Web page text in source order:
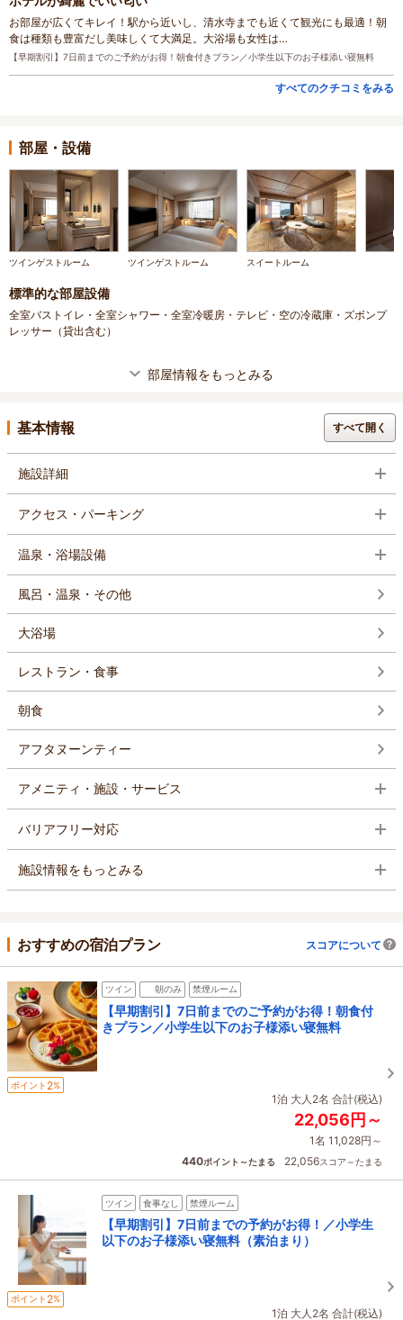
お部屋が広くてキレイ！駅から近いし、清水寺までも近くて観光にも最適！朝
食は種類も豊富だし美味しくて大満足。大浴場も女性は…
【早期割引】7日前までのご予約がお得！朝食付きプラン／小学生以下のお子様添い寝無料
すべてのクチコミをみる
部屋・設備
ツインゲストルーム ツインゲストルーム スイートルーム
標準的な部屋設備
全室バストイレ・全室シャワー・全室冷暖房・テレビ・空の冷蔵庫・ズボンプ
レッサー（貸出含む）
部屋情報をもっとみる
基本情報 すべて開く
施設詳細
アクセス・パーキング
温泉・浴場設備
風呂・温泉・その他
大浴場
レストラン・食事
朝食
アフタヌーンティー
アメニティ・施設・サービス
バリアフリー対応
施設情報をもっとみる
おすすめの宿泊プラン スコアについて
ツイン 朝のみ 禁煙ルーム
【早期割引】7日前までのご予約がお得！朝食付
きプラン／小学生以下のお子様添い寝無料
ポイント 2%
1泊 大人2名 合計(税込)
22,056円～
1名 11,028円～
440ポイント～たまる 22,056スコア～たまる
ツイン 食事なし 禁煙ルーム
【早期割引】7日前までの予約がお得！／小学生
以下のお子様添い寝無料（素泊まり）
ポイント 2%
1泊 大人2名 合計(税込)